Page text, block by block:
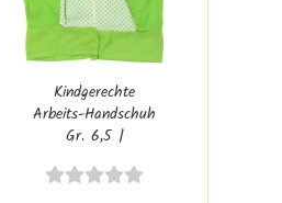
Kindgerechte
Arbeits-Handschuh
Gr. 6,5 |
aus Textil |